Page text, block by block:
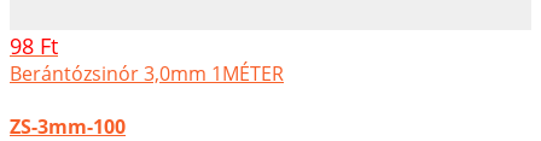
98 Ft
Berántózsinór 3,0mm 1MÉTER
ZS-3mm-100